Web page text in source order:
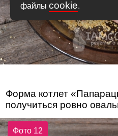
файлы cookie.
Форма котлет
получиться ровно
Фото 12